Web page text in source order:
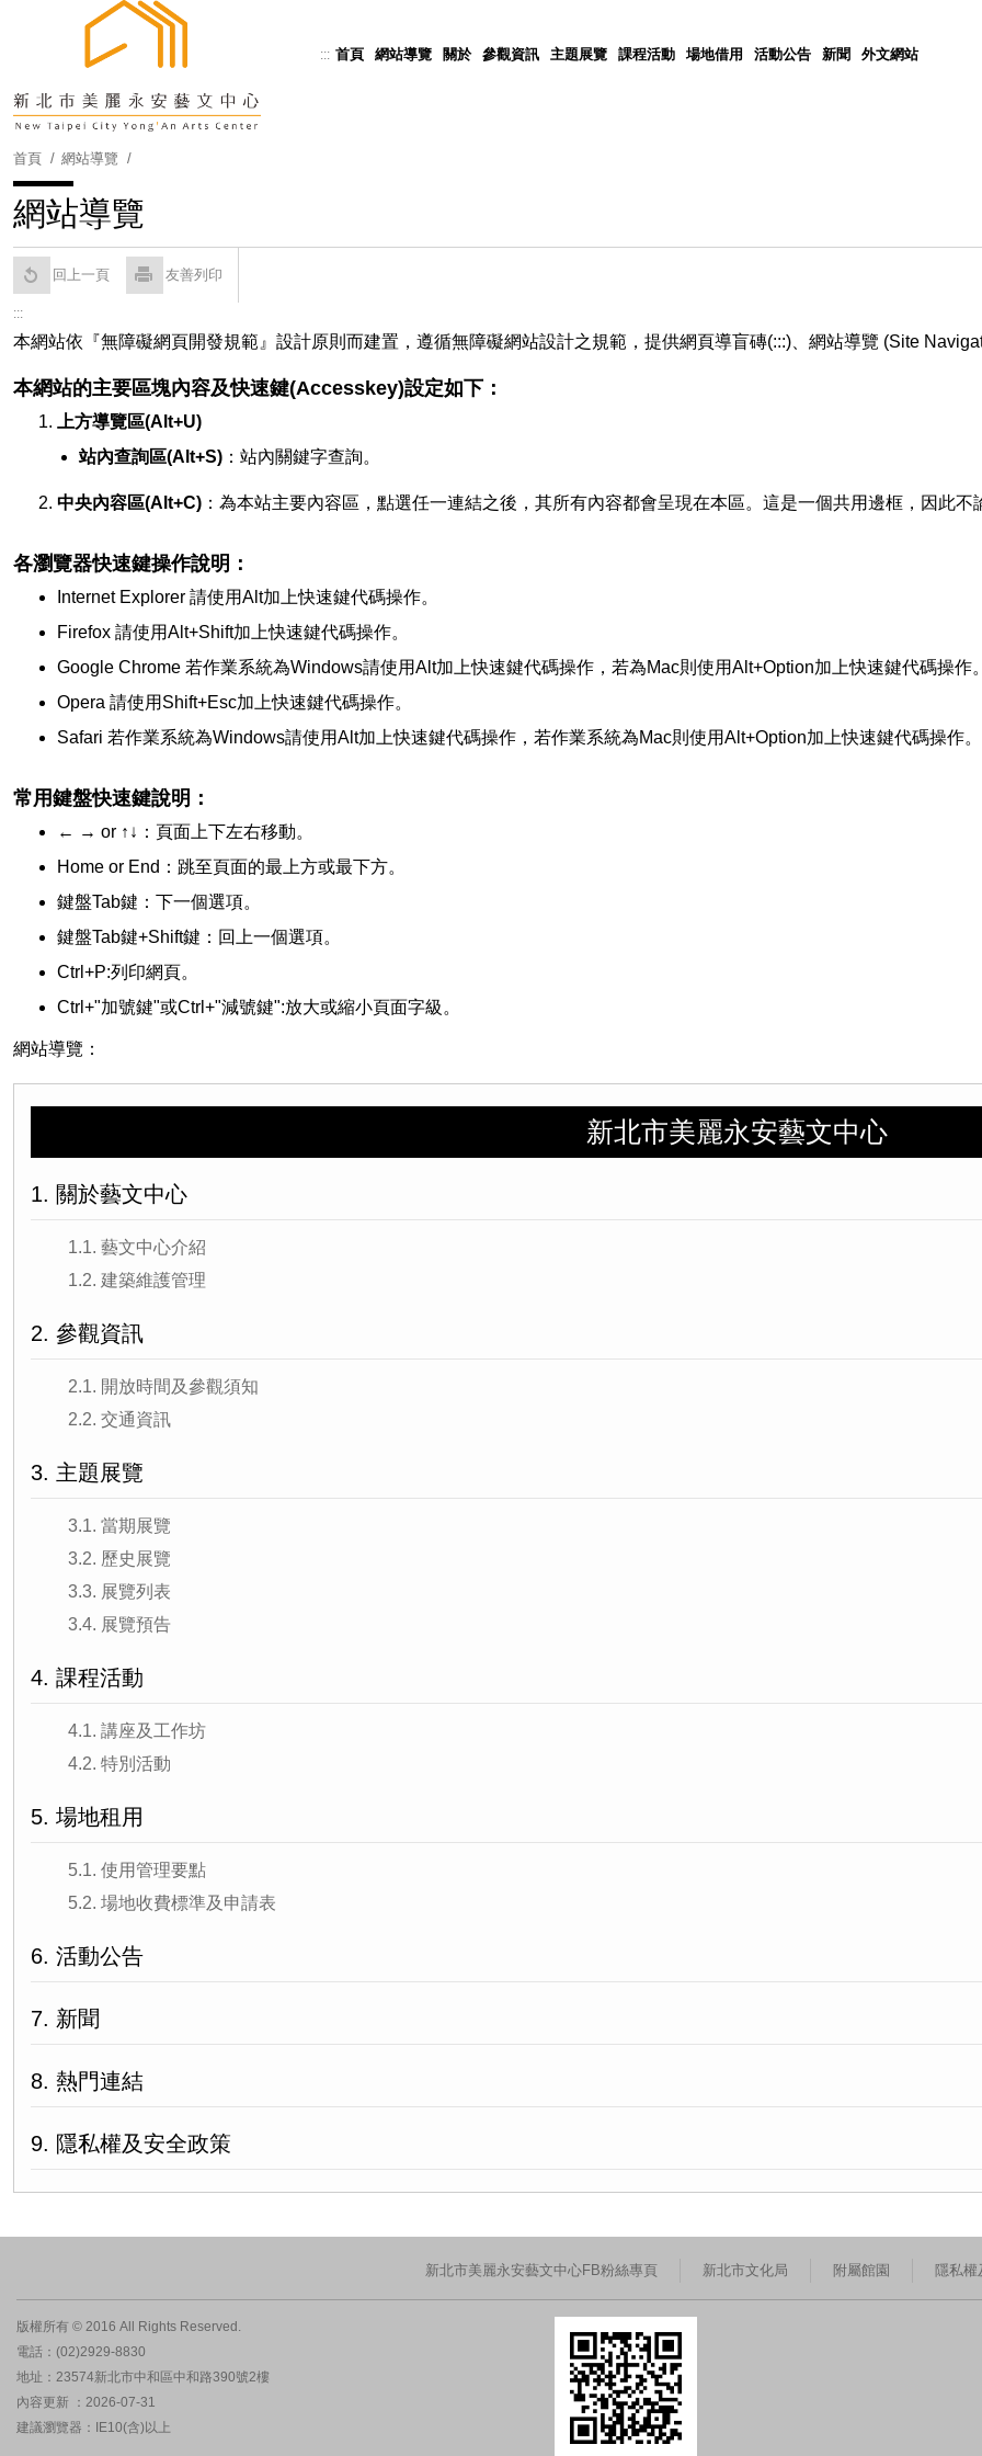
::: 首頁 網站導覽 關於 參觀資訊 主題展覽 課程活動 場地借用 活動公告 新聞 外文網站
Powered by Translate
首頁 網站導覽
網站導覽
回上一頁 友善列印
:::
本網站依『無障礙網頁開發規範』設計原則而建置，遵循無障礙網站設計之規範，提供網頁導盲磚(:::)、網站導覽 (Site
本網站的主要區塊內容及快速鍵(Accesskey)設定如下：
上方導覽區(Alt+U)
站內查詢區(Alt+S) ：站內關鍵字查詢。
中央內容區(Alt+C) ：為本站主要內容區，點選任一連結之後，其所有內容都會呈現在本區。這是一個共用邊框，因此不
各瀏覽器快速鍵操作說明：
Internet Explorer 請使用Alt加上快速鍵代碼操作。
Firefox 請使用Alt+Shift加上快速鍵代碼操作。
Google Chrome 若作業系統為Windows請使用Alt加上快速鍵代碼操作，若為Mac則使用Alt+Option加上快速鍵代碼操作。
Opera 請使用Shift+Esc加上快速鍵代碼操作。
Safari 若作業系統為Windows請使用Alt加上快速鍵代碼操作，若作業系統為Mac則使用Alt+Option加上快速鍵代碼操作。
常用鍵盤快速鍵說明：
← → or ↑↓：頁面上下左右移動。
Home or End：跳至頁面的最上方或最下方。
鍵盤Tab鍵：下一個選項。
鍵盤Tab鍵+Shift鍵：回上一個選項。
Ctrl+P:列印網頁。
Ctrl+"加號鍵"或Ctrl+"減號鍵":放大或縮小頁面字級。
網站導覽：
新北市美麗永安藝文中心
1. 關於藝文中心
1.1. 藝文中心介紹
1.2. 建築維護管理
2. 參觀資訊
2.1. 開放時間及參觀須知
2.2. 交通資訊
3. 主題展覽
3.1. 當期展覽
3.2. 歷史展覽
3.3. 展覽列表
3.4. 展覽預告
4. 課程活動
4.1. 講座及工作坊
4.2. 特別活動
5. 場地租用
5.1. 使用管理要點
5.2. 場地收費標準及申請表
6. 活動公告
7. 新聞
8. 熱門連結
9. 隱私權及安全政策
新北市美麗永安藝文中心FB粉絲專頁 新北市文化局 附屬館園 隱私權
版權所有 © 2016 All Rights Reserved.
電話：(02)2929-8830
地址：23574新北市中和區中和路390號2樓
內容更新 ：2026-07-31
建議瀏覽器：IE10(含)以上